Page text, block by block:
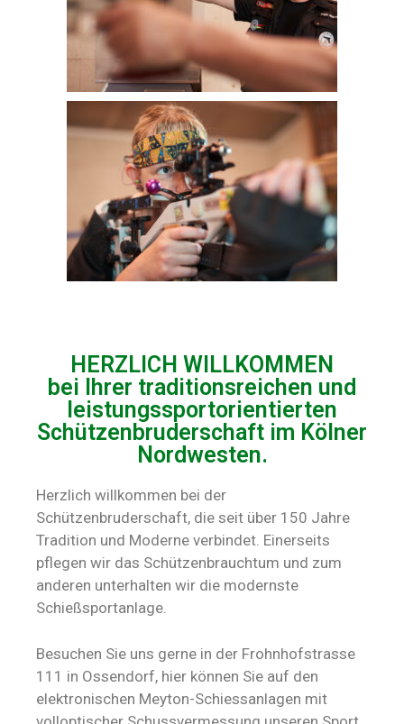
HERZLICH WILLKOMMEN
bei Ihrer traditionsreichen und
leistungssportorientierten
Schützenbruderschaft im Kölner
Nordwesten.
Herzlich willkommen bei der
Schützenbruderschaft, die seit über 150 Jahre
Tradition und Moderne verbindet. Einerseits
pflegen wir das Schützenbrauchtum und zum
anderen unterhalten wir die modernste
Schießsportanlage.
Besuchen Sie uns gerne in der Frohnhofstrasse
111 in Ossendorf, hier können Sie auf den
elektronischen Meyton-Schiessanlagen mit